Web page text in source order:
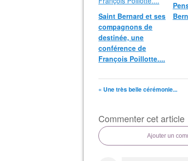
Saint Bernard et ses
compagnons de
destinée, une
conférence de
François Poillotte....
« Une très belle cérémonie...
Commenter cet article
Ajouter un